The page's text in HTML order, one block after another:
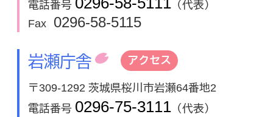
電話番号
（代表）
Fax
0296-58-5115
岩瀬庁舎 アクセス
〒309-1292 茨城県桜川市岩瀬64番地2
電話番号 0296-75-3111 （代表）